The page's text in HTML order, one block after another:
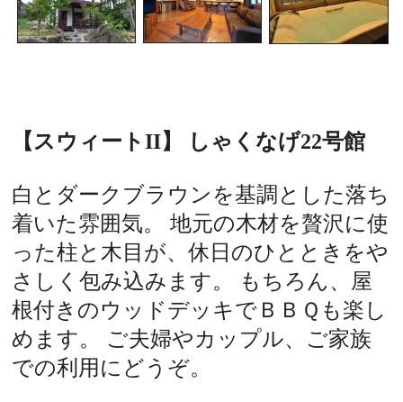
【スウィートII】 しゃくなげ22号館
白とダークブラウンを基調とした落ち
着いた雰囲気。 地元の木材を贅沢に使
った柱と木目が、休日のひとときをや
さしく包み込みます。 もちろん、屋
根付きのウッドデッキでＢＢＱも楽し
めます。 ご夫婦やカップル、ご家族
での利用にどうぞ。